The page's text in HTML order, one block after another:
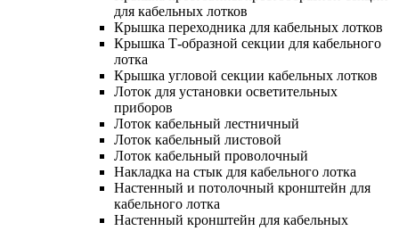
для кабельных лотков
Крышка переходника для кабельных лотков
Крышка Т-образной секции для кабельного
лотка
Крышка угловой секции кабельных лотков
Лоток для установки осветительных
приборов
Лоток кабельный лестничный
Лоток кабельный листовой
Лоток кабельный проволочный
Накладка на стык для кабельного лотка
Настенный и потолочный кронштейн для
кабельного лотка
Настенный кронштейн для кабельных